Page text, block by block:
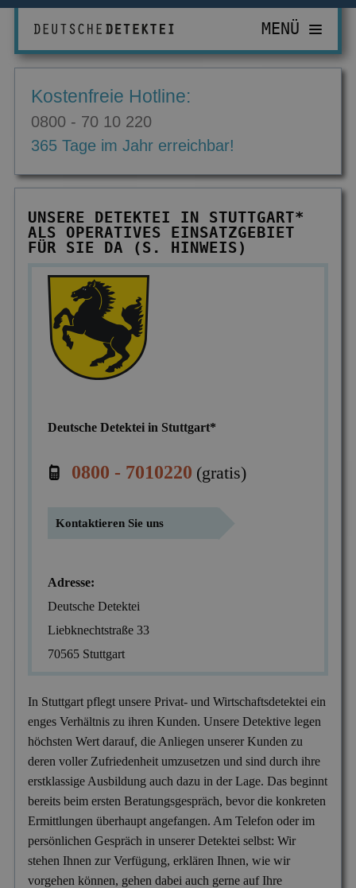
PRIVATDETEKTIV
Erbschaft & Erbanspruch
Erpressung & Entführung
Vaterschaftstest
WIRTSCHAFTSDETEKTIV
ZUR ÜBERSICHT
Computerkriminalität
Diebstahl im Betrieb
Mobbing & Bossing
Versicherungsbetrug
Wanzen- & Lauschabwehr
Wettbewerbsverletzung
Wirtschaftsspionage
EINSATZGEBIETE
Düsseldorf
INFORMATIONEN
Aktuelles
Ausrüstung
FAQ
Mitgliedschaften
Über uns
MENÜ
Kostenfreie Hotline:
0800 - 70 10 220
365 Tage im Jahr erreichbar!
UNSERE DETEKTEI IN STUTTGART*
ALS OPERATIVES EINSATZGEBIET
FÜR SIE DA (S. HINWEIS)
Deutsche Detektei in Stuttgart*
0800 - 7010220 (gratis)
Kontaktieren Sie uns
Adresse:
Deutsche Detektei
Liebknechtstraße 33
70565 Stuttgart
In Stuttgart pflegt unsere Privat- und Wirtschaftsdetektei ein
enges Verhältnis zu ihren Kunden. Unsere Detektive legen
höchsten Wert darauf, die Anliegen unserer Kunden zu
deren voller Zufriedenheit umzusetzen und sind durch ihre
erstklassige Ausbildung auch dazu in der Lage. Das beginnt
bereits beim ersten Beratungsgespräch, bevor die konkreten
Ermittlungen überhaupt angefangen. Am Telefon oder im
persönlichen Gespräch in unserer Detektei selbst: Wir
stehen Ihnen zur Verfügung, erklären Ihnen, wie wir
vorgehen können, gehen dabei auch gerne auf Ihre